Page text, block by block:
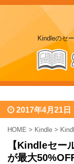
Kindleのセ
2017年4月21
HOME > Kindle >
【Kindleセー
が最大